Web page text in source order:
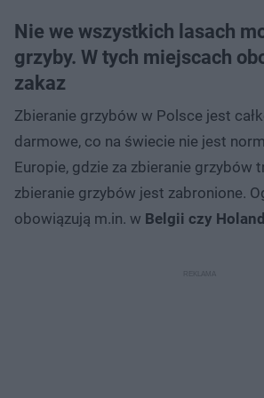
Nie we wszystkich lasach
grzyby. W tych miejscach
zakaz
Zbieranie grzybów w Polsce jest
darmowe, co na świecie nie jest
Europie, gdzie za zbieranie grzybów
zbieranie grzybów jest zabronione.
obowiązują m.in. w Belgii czy